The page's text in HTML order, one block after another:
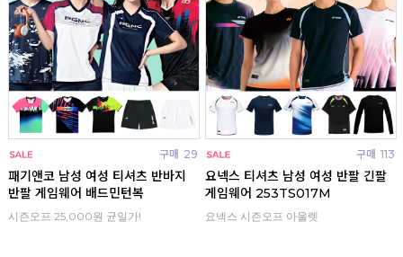
구매 29
패기앤코 남성 여성 티셔츠 반바지
반팔 게임웨어 배드민턴복
시즌오프 25,000원 균일가!
구매 113
요넥스 티셔츠 남성 여성 반팔 긴팔
게임웨어 253TS017M
요넥스 시즌오프 아울렛